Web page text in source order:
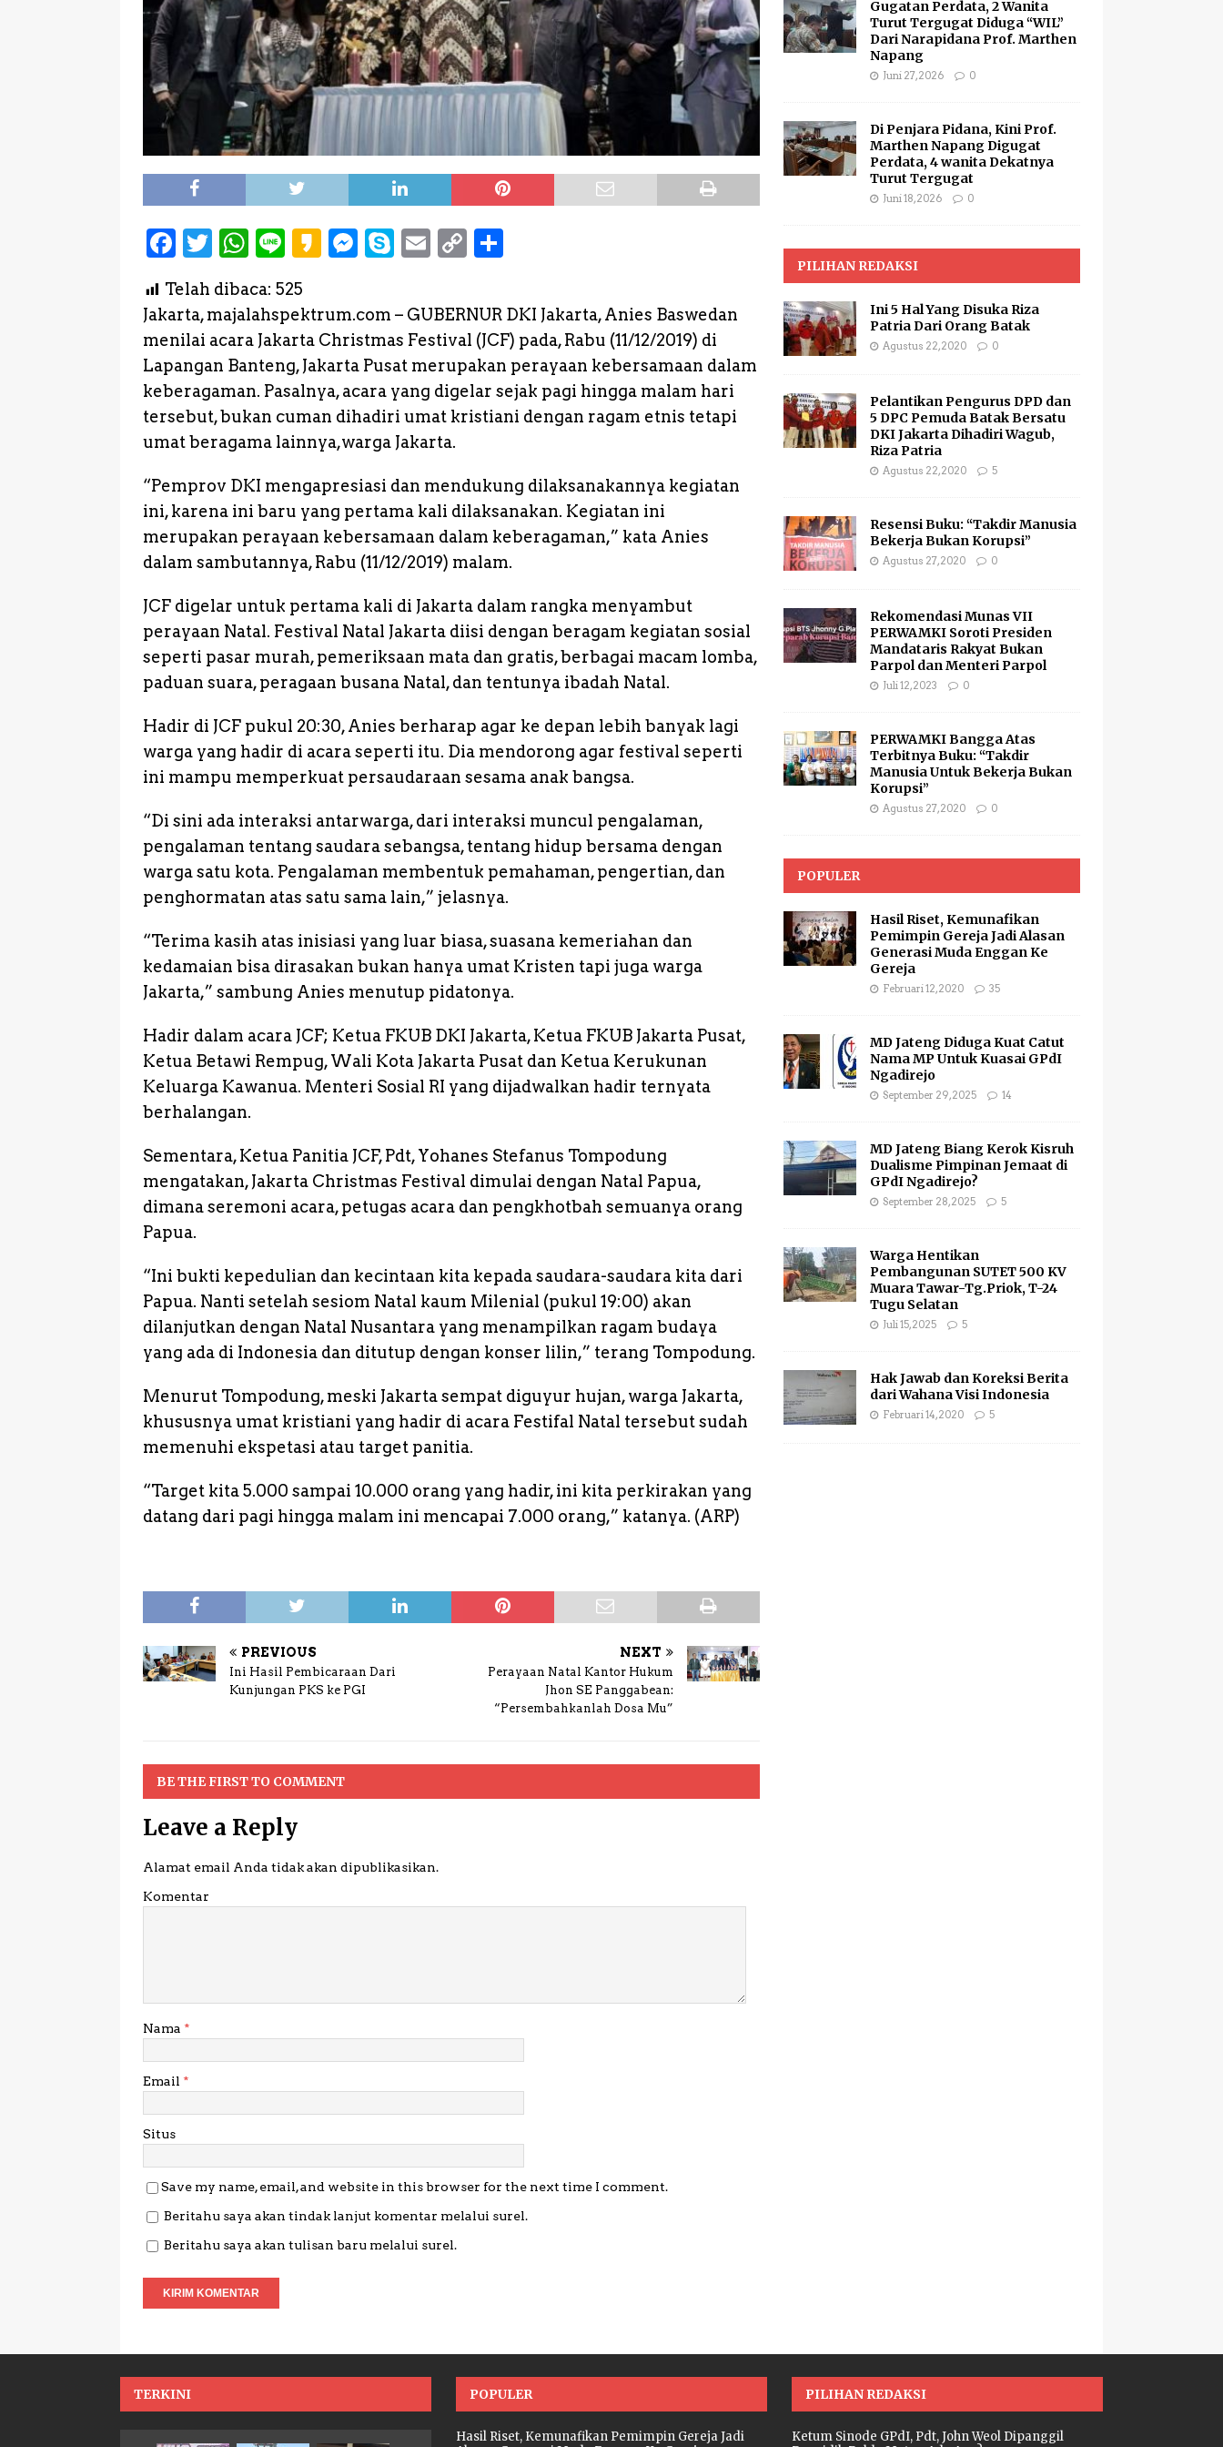
F
c
e
b
o
o
k
T
it
te
r
W
a
ts
A
p
p
L
n
e
K
a
o
M
s
e
n
g
e
r
S
y
p
e
E
a
il
C
p
y
L
i
n
a
r
e
Telah dibaca: 525
Jakarta, majalahspektrum.com – GUBERNUR DKI Jakarta, Anies Baswedan
menilai acara Jakarta Christmas Festival (JCF) pada, Rabu (11/12/2019) di
Lapangan Banteng, Jakarta Pusat merupakan perayaan kebersamaan dalam
keberagaman. Pasalnya, acara yang digelar sejak pagi hingga malam hari
tersebut, bukan cuman dihadiri umat kristiani dengan ragam etnis tetapi
umat beragama lainnya,warga Jakarta.
“Pemprov DKI mengapresiasi dan mendukung dilaksanakannya kegiatan
ini, karena ini baru yang pertama kali dilaksanakan. Kegiatan ini
merupakan perayaan kebersamaan dalam keberagaman,” kata Anies
dalam sambutannya, Rabu (11/12/2019) malam.
JCF digelar untuk pertama kali di Jakarta dalam rangka menyambut
perayaan Natal. Festival Natal Jakarta diisi dengan beragam kegiatan sosial
seperti pasar murah, pemeriksaan mata dan gratis, berbagai macam lomba,
paduan suara, peragaan busana Natal, dan tentunya ibadah Natal.
Hadir di JCF pukul 20:30, Anies berharap agar ke depan lebih banyak lagi
warga yang hadir di acara seperti itu. Dia mendorong agar festival seperti
ini mampu memperkuat persaudaraan sesama anak bangsa.
“Di sini ada interaksi antarwarga, dari interaksi muncul pengalaman,
pengalaman tentang saudara sebangsa, tentang hidup bersama dengan
warga satu kota. Pengalaman membentuk pemahaman, pengertian, dan
penghormatan atas satu sama lain,” jelasnya.
“Terima kasih atas inisiasi yang luar biasa, suasana kemeriahan dan
kedamaian bisa dirasakan bukan hanya umat Kristen tapi juga warga
Jakarta,” sambung Anies menutup pidatonya.
Hadir dalam acara JCF; Ketua FKUB DKI Jakarta, Ketua FKUB Jakarta Pusat,
Ketua Betawi Rempug, Wali Kota Jakarta Pusat dan Ketua Kerukunan
Keluarga Kawanua. Menteri Sosial RI yang dijadwalkan hadir ternyata
berhalangan.
Sementara, Ketua Panitia JCF, Pdt, Yohanes Stefanus Tompodung
mengatakan, Jakarta Christmas Festival dimulai dengan Natal Papua,
dimana seremoni acara, petugas acara dan pengkhotbah semuanya orang
Papua.
“Ini bukti kepedulian dan kecintaan kita kepada saudara-saudara kita dari
Papua. Nanti setelah sesiom Natal kaum Milenial (pukul 19:00) akan
dilanjutkan dengan Natal Nusantara yang menampilkan ragam budaya
yang ada di Indonesia dan ditutup dengan konser lilin,” terang Tompodung.
Menurut Tompodung, meski Jakarta sempat diguyur hujan, warga Jakarta,
khususnya umat kristiani yang hadir di acara Festifal Natal tersebut sudah
memenuhi ekspetasi atau target panitia.
“Target kita 5.000 sampai 10.000 orang yang hadir, ini kita perkirakan yang
datang dari pagi hingga malam ini mencapai 7.000 orang,” katanya. (ARP)
PREVIOUS
Ini Hasil Pembicaraan Dari
Kunjungan PKS ke PGI
NEXT
Perayaan Natal Kantor Hukum
Jhon SE Panggabean:
“Persembahkanlah Dosa Mu”
BE THE FIRST TO COMMENT
Leave a Reply
Alamat email Anda tidak akan dipublikasikan.
Komentar
Nama *
Email *
Situs
Save my name, email, and website in this browser for the next time I comment.
Beritahu saya akan tindak lanjut komentar melalui surel.
Beritahu saya akan tulisan baru melalui surel.
Gugatan Perdata, 2 Wanita
Turut Tergugat Diduga “WIL”
Dari Narapidana Prof. Marthen
Napang
Juni 27, 2026 0
Di Penjara Pidana, Kini Prof.
Marthen Napang Digugat
Perdata, 4 wanita Dekatnya
Turut Tergugat
Juni 18, 2026 0
PILIHAN REDAKSI
Ini 5 Hal Yang Disuka Riza
Patria Dari Orang Batak
Agustus 22, 2020 0
Pelantikan Pengurus DPD dan
5 DPC Pemuda Batak Bersatu
DKI Jakarta Dihadiri Wagub,
Riza Patria
Agustus 22, 2020 5
Resensi Buku: “Takdir Manusia
Bekerja Bukan Korupsi”
Agustus 27, 2020 0
Rekomendasi Munas VII
PERWAMKI Soroti Presiden
Mandataris Rakyat Bukan
Parpol dan Menteri Parpol
Juli 12, 2023 0
PERWAMKI Bangga Atas
Terbitnya Buku: “Takdir
Manusia Untuk Bekerja Bukan
Korupsi”
Agustus 27, 2020 0
POPULER
Hasil Riset, Kemunafikan
Pemimpin Gereja Jadi Alasan
Generasi Muda Enggan Ke
Gereja
Februari 12, 2020 35
MD Jateng Diduga Kuat Catut
Nama MP Untuk Kuasai GPdI
Ngadirejo
September 29, 2025 14
MD Jateng Biang Kerok Kisruh
Dualisme Pimpinan Jemaat di
GPdI Ngadirejo?
September 28, 2025 5
Warga Hentikan
Pembangunan SUTET 500 KV
Muara Tawar-Tg.Priok, T-24
Tugu Selatan
Juli 15, 2025 5
Hak Jawab dan Koreksi Berita
dari Wahana Visi Indonesia
Februari 14, 2020 5
TERKINI POPULER
Hasil Riset, Kemunafikan Pemimpin Gereja Jadi
PILIHAN REDAKSI
Ketum Sinode GPdI, Pdt, John Weol Dipanggil